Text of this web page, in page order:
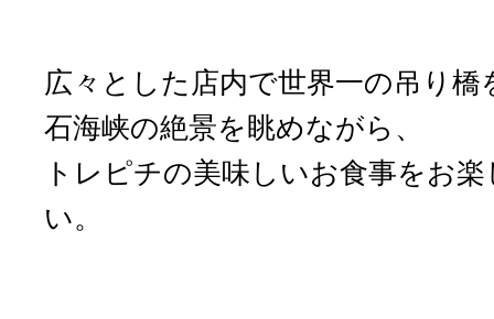
広々とした店内で世界一の吊り橋
石海峡の絶景を眺めながら、
トレピチの美味しいお食事をお
い。